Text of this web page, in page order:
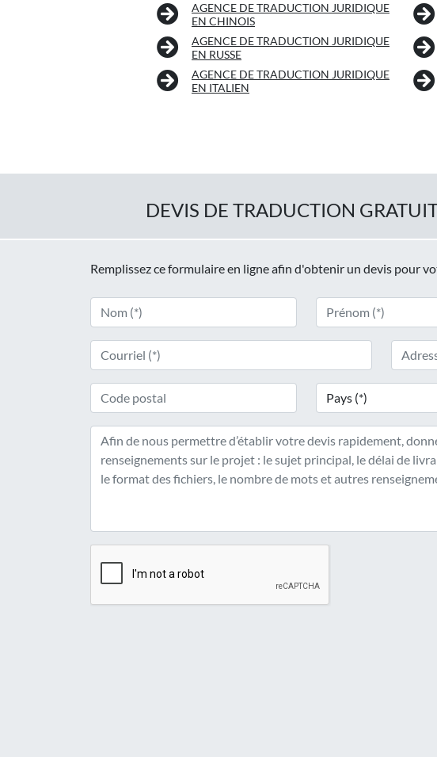
AGENCE DE TRADUCTION JURIDIQUE
EN CHINOIS
AGENCE DE TRADUCTION JURIDIQUE
EN RUSSE
AGENCE DE TRADUCTION JURIDIQUE
EN ITALIEN
DEVIS DE TRADUCTION
Remplissez ce formulaire en ligne afin d'obtenir un devis pour